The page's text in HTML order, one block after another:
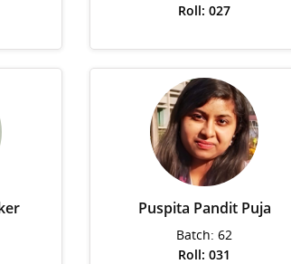
Roll: 027
Puspita Pandit Puja
Batch: 62
Roll: 031